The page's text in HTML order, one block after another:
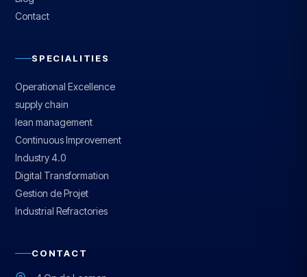
Contact
SPECIALITIES
Operational Excellence
supply chain
lean management
Continuous Improvement
Industry 4.0
Digital Transformation
Gestion de Projet
Industrial Refractories
CONTACT